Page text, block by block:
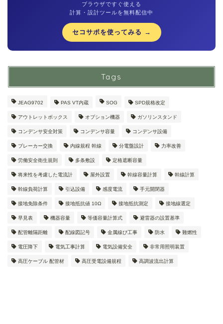
ブラウザですぐ使える
計算・設計ツールを無料配信中
セコサポを使ってみる →
Tags
JEAG9702 PAS VT内蔵 SOG SPD規格改定
アウトレットボックス オプション機器 ガソリンスタンド
コンデンサ安全対策 コンデンサ容量 コンデンサ設備
ブレーカー交換 内線規程 幹線 分電盤設計 力率改善
労働安全衛生規則 多条敷設 定格遮断容量
将来性を考慮した電流計 屋外設置 幹線容量計算 幹線計算
幹線負荷計算 引込設備 感度電流 手元開閉器
接地免除条件 接地抵抗値 10Ω 接地抵抗測定 接地線選定
早見表 機器容量 等価容量計算式 避雷器の設置基準
配管離隔距離 配線図記号 金属線ぴ工事 防水 難燃性
電圧降下 電気工事計算 電気設備安全 非常用照明装置
高圧ケーブル 配管材 高圧受電設備規程 高調波流出計算